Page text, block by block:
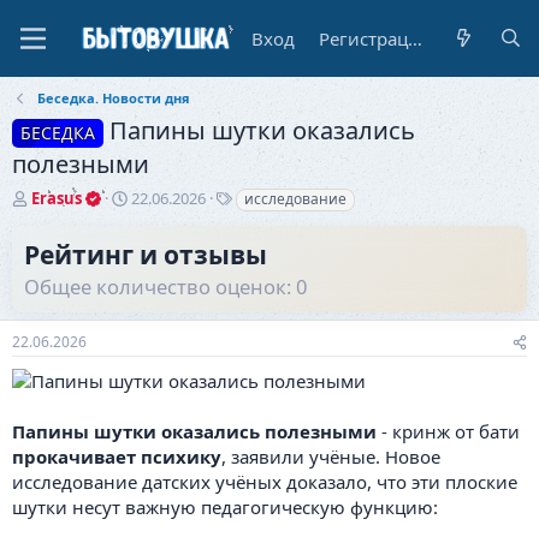
Вход Регистрация
Беседка. Новости дня
БЕСЕДКА
Папины шутки оказались
полезными
А
о
р
е
м
ы
Erasus
Д
н
ч
а
22.06.2026
Т
и
исследование
Рейтинг и отзывы
Общее количество оценок: 0
22.06.2026
Папины шутки оказались полезными - кринж от бати
прокачивает психику, заявили учёные. Новое
исследование датских учёных доказало, что эти плоские
шутки несут важную педагогическую функцию: